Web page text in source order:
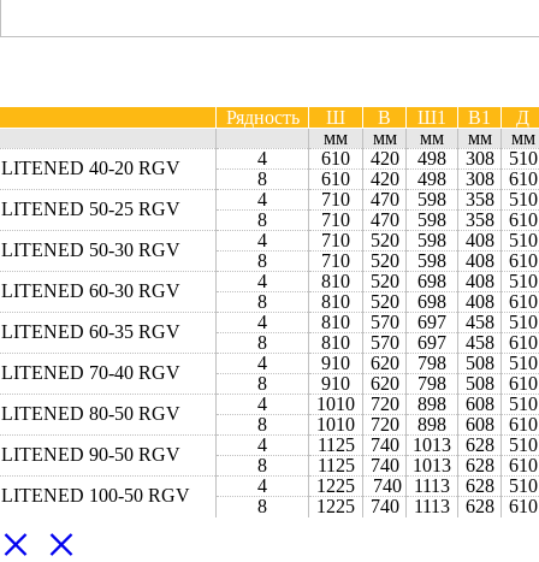
Рядность Ш В Ш1 В1
Д
мм
мм мм мм
мм
LITENED 40-20 RGV
4 610 420 498 308
510
8
610 420 498 308
610
LITENED 50-25 RGV
4 710 470 598 358
510
8
710 470 598 358
610
LITENED 50-30 RGV
4 710 520 598 408
510
8
710 520 598 408
610
LITENED 60-30 RGV
4 810 520 698 408
510
8
810 520 698 408
610
LITENED 60-35 RGV
4 810 570 697 458
510
8
810 570 697 458
610
LITENED 70-40 RGV
4 910 620 798 508
510
8
910 620 798 508
610
LITENED 80-50 RGV
4 1010 720 898 608
510
8
1010 720 898 608
610
LITENED 90-50 RGV
4 1125 740 1013 628
510
8
1125 740 1013 628
610
LITENED 100‑50 RGV
4 1225 740 1113 628
510
8
1225 740 1113 628
× ×